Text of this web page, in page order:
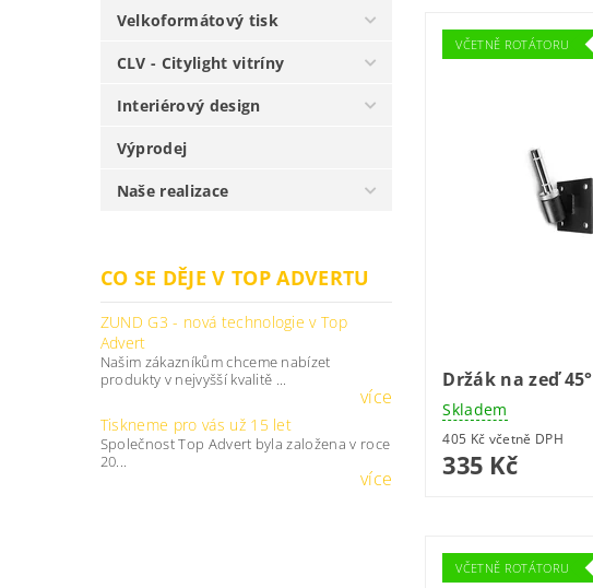
Velkoformátový tisk
CLV - Citylight vitríny
Interiérový design
Výprodej
Naše realizace
CO SE DĚJE V TOP ADVERTU
ZUND G3 - nová technologie v Top
Advert
Našim zákazníkům chceme nabízet
produkty v nejvyšší kvalitě ...
více
Tiskneme pro vás už 15 let
Společnost Top Advert byla založena v roce
20...
více
VČETNĚ ROTÁTORU
Držák na zeď 45°
Skladem
405 Kč včetně DPH
335 Kč
VČETNĚ ROTÁTORU